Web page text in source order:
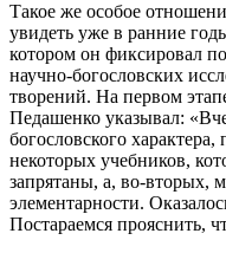
Такое же особое
увидеть уже в ранние
котором он фиксировал
научно-богословских
творений. На первом
Педашенко указывал:
богословского
некоторых учебников,
запрятаны, а, во-вторых,
элементарности.
Постараемся прояснить,